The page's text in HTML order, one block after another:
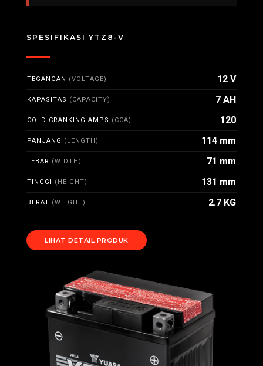
SPESIFIKASI YTZ8-V
TEGANGAN (VOLTAGE) 12 V
KAPASITAS (CAPACITY) 7 AH
COLD CRANKING AMPS (CCA) 120
PANJANG (LENGTH) 114 mm
LEBAR (WIDTH) 71 mm
TINGGI (HEIGHT) 131 mm
BERAT (WEIGHT) 2.7 KG
LIHAT DETAIL PRODUK